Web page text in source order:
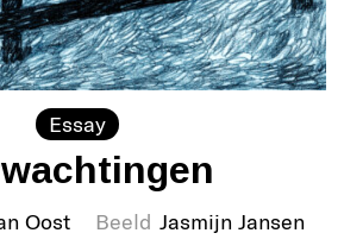
Essay
Oost Beeld Jasmijn Jansen